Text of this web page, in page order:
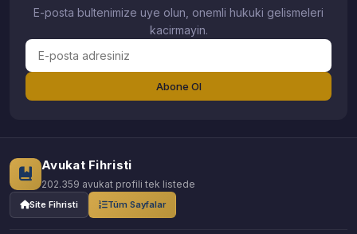
E-posta bultenimize uye olun, onemli hukuki gelismeleri
kacirmayin.
Abone Ol
Avukat Fihristi
202.359 avukat profili tek listede
Site Fihristi Tüm Sayfalar